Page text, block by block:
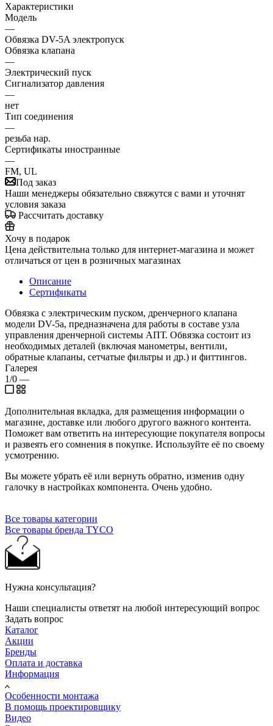
Характеристики
Модель
—
Обвязка DV-5A электропуск
Обвязка клапана
—
Электрический пуск
Сигнализатор давления
—
нет
Тип соединения
—
резьба нар.
Сертификаты иностранные
—
FM, UL
Под заказ
Наши менеджеры обязательно свяжутся с вами и уточнят
условия заказа
Рассчитать доставку
Хочу в подарок
Цена действительна только для интернет-магазина и может
отличаться от цен в розничных магазинах
Описание
Сертификаты
Обвязка с электрическим пуском, дренчерного клапана
модели DV-5a, предназначена для работы в составе узла
управления дренчерной системы АПТ. Обвязка состоит из
необходимых деталей (включая манометры, вентили,
обратные клапаны, сетчатые фильтры и др.) и фиттингов.
Галерея
1/0 —
Дополнительная вкладка, для размещения информации о
магазине, доставке или любого другого важного контента.
Поможет вам ответить на интересующие покупателя вопросы
и развеять его сомнения в покупке. Используйте её по своему
усмотрению.
Вы можете убрать её или вернуть обратно, изменив одну
галочку в настройках компонента. Очень удобно.
Все товары категории
Все товары бренда TYCO
Нужна консультация?
Наши специалисты ответят на любой интересующий вопрос
Задать вопрос
Каталог
Акции
Бренды
Оплата и доставка
Информация
Особенности монтажа
В помощь проектировщику
Видео